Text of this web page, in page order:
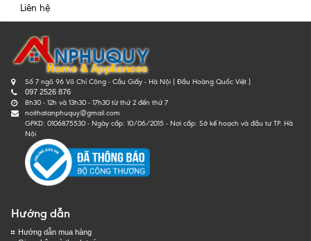
Liên hệ
Số 7 ngõ 96 Võ Chí Công - Cầu Giấy - Hà Nội ( Đầu Hoàng Quốc Việt )
097 2526 876
8h30 - 12h và 13h30 - 17h30 từ thứ 2 đến thứ 7
noithatanphuquy@gmail.com
GPKD: 0106875530 - Ngày cấp: 10/06/2015 - Nơi cấp: Sở kế hoạch và đầu tư TP. Hà
Nội
Hướng dẫn
Hướng dẫn mua hàng